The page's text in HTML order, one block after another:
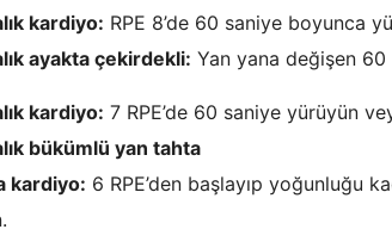
kardiyo: RPE 8’de 60 saniye boyunca
ayakta çekirdekli: Yan yana değişen
kardiyo: 7 RPE’de 60 saniye yürüyün
bükümlü yan tahta
kardiyo: 6 RPE’den başlayıp yoğunluğu